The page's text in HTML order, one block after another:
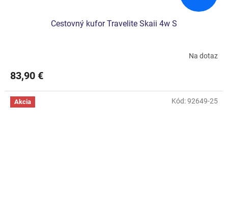
Cestovný kufor Travelite Skaii 4w S
produktu
5,0
Na dotaz
83,90 €
Akcia Kód:92649-25